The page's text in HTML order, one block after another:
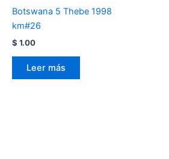
Botswana 5 Thebe 1998
km#26
$ 1.00
Leer más